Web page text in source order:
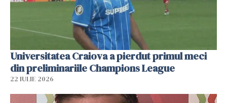
Universitatea Craiova a pierdut primul meci
din preliminariile Champions League
22 IULIE 2026